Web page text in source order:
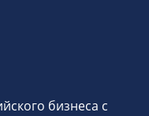
бизнеса с